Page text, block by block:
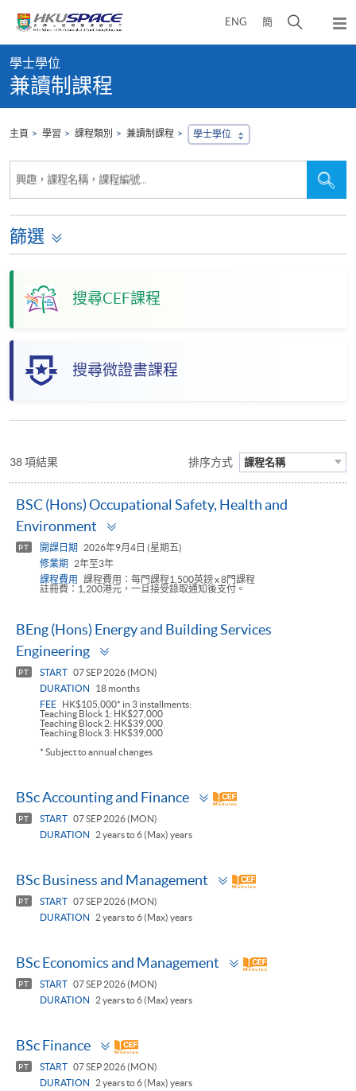
content
ENG 簡
開
彈
出
content
start
學士學位
兼讀制課程
主頁 學習 課程類別 兼讀制課程 學士學位
興趣，課程名稱，課程編號...
尋
本
網
站
篩選
搜尋CEF課程
搜尋微證書課程
38 項結果 排序方式 課程名稱
BSC (Hons) Occupational Safety, Health and
Environment
PT 開課日期
2026年9月4日 (星期五)
修業期
2年至3年
課程費用
課程費用：每門課程1,500英鎊 x 8門課程
註冊費：1,200港元，一旦接受錄取通知後支付。
BEng (Hons) Energy and Building Services
Engineering
PT START 07 SEP 2026 (MON)
DURATION
18 months
FEE
HK$105,000* in 3 installments:
Teaching Block 1: HK$27,000
Teaching Block 2: HK$39,000
Teaching Block 3: HK$39,000
* Subject to annual changes
BSc Accounting and Finance
Toggle
panel
PT START 07 SEP 2026 (MON)
DURATION
2 years to 6 (Max) years
BSc Business and Management
Toggle
panel
PT START 07 SEP 2026 (MON)
DURATION
2 years to 6 (Max) years
BSc Economics and Management
Toggle
panel
PT START 07 SEP 2026 (MON)
DURATION
2 years to 6 (Max) years
BSc Finance
Toggle
panel
PT START 07 SEP 2026 (MON)
DURATION
2 years to 6 (Max) years